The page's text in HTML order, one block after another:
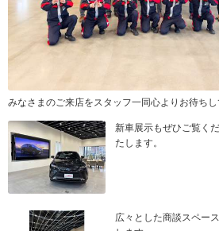
みなさまのご来店をスタッフ一同心よりお待ちし
新車展示もぜひご覧く
たします。
広々とした商談スペー